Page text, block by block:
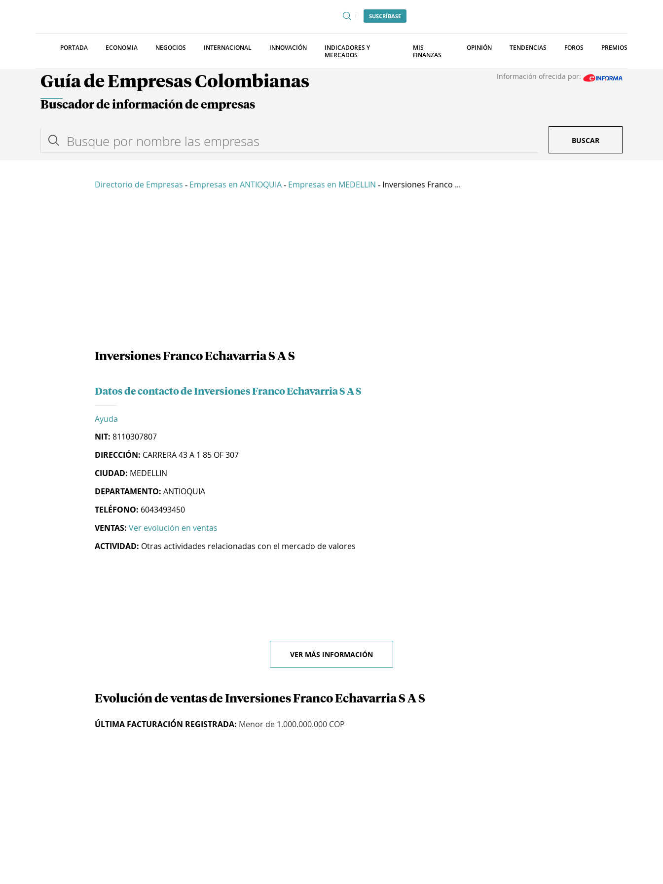
SUSCRÍBASE
PORTADA ECONOMIA NEGOCIOS INTERNACIONAL INNOVACIÓN
INDICADORES Y
MERCADOS
MIS
FINANZAS
OPINIÓN TENDENCIAS FOROS PREMIOS
Guía de Empresas Colombianas Información ofrecida por:
Buscador de información de empresas
BUSCAR
Directorio de Empresas - Empresas en ANTIOQUIA - Empresas en MEDELLIN - Inversiones Franco ...
Inversiones Franco Echavarria S A S
Datos de contacto de Inversiones Franco Echavarria S A S
Ayuda
NIT: 8110307807
DIRECCIÓN: CARRERA 43 A 1 85 OF 307
CIUDAD: MEDELLIN
DEPARTAMENTO: ANTIOQUIA
TELÉFONO: 6043493450
VENTAS: Ver evolución en ventas
ACTIVIDAD: Otras actividades relacionadas con el mercado de valores
VER MÁS INFORMACIÓN
Evolución de ventas de Inversiones Franco Echavarria S A S
ÚLTIMA FACTURACIÓN REGISTRADA: Menor de 1.000.000.000 COP